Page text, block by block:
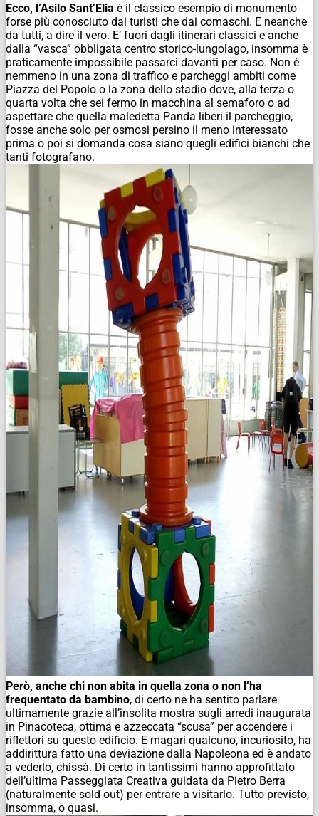
Ecco, l’Asilo Sant’Elia è il classico esempio di monumento
forse più conosciuto dai turisti che dai comaschi. E neanche
da tutti, a dire il vero. E’ fuori dagli itinerari classici e anche
dalla “vasca” obbligata centro storico-lungolago, insomma è
praticamente impossibile passarci davanti per caso. Non è
nemmeno in una zona di traffico e parcheggi ambiti come
Piazza del Popolo o la zona dello stadio dove, alla terza o
quarta volta che sei fermo in macchina al semaforo o ad
aspettare che quella maledetta Panda liberi il parcheggio,
fosse anche solo per osmosi persino il meno interessato
prima o poi si domanda cosa siano quegli edifici bianchi che
tanti fotografano.
Però, anche chi non abita in quella zona o non l’ha
frequentato da bambino, di certo ne ha sentito parlare
ultimamente grazie all’insolita mostra sugli arredi inaugurata
in Pinacoteca, ottima e azzeccata “scusa” per accendere i
riflettori su questo edificio. E magari qualcuno, incuriosito, ha
addirittura fatto una deviazione dalla Napoleona ed è andato
a vederlo, chissà. Di certo in tantissimi hanno approfittato
dell’ultima Passeggiata Creativa guidata da Pietro Berra
(naturalmente sold out) per entrare a visitarlo. Tutto previsto,
insomma, o quasi.